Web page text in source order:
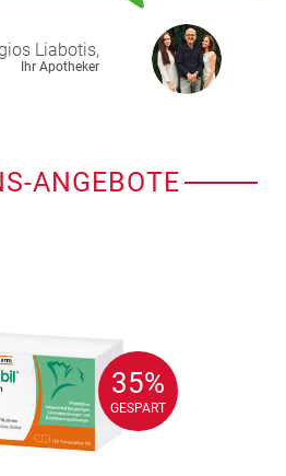
Liabotis,
Ihr Apotheker
ANGEBOTE
35%
GESPART
35%
GESPART